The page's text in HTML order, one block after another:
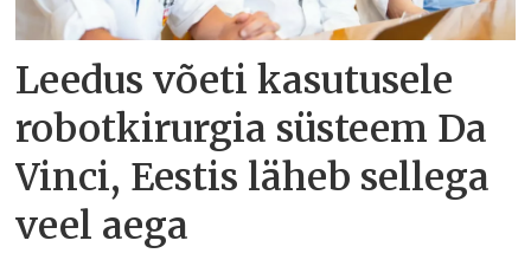
Leedus võeti kasutusele
robotkirurgia süsteem Da
Vinci, Eestis läheb sellega
veel aega